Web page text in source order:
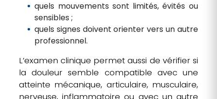
quels mouvements sont limités, évités ou
sensibles ;
quels signes doivent orienter vers un autre
professionnel.
L’examen clinique permet aussi de vérifier si
la douleur semble compatible avec une
atteinte mécanique, articulaire, musculaire,
nerveuse, inflammatoire ou avec un autre